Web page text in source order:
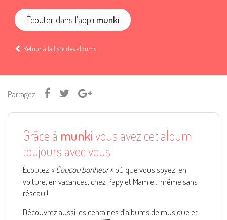
Écouter dans l'appli munki
Retour à la liste des albums
Partagez
Grâce à munkivous avez cet album
toujours avec vous
Écoutez « Coucou bonheur »où que vous soyez, en
voiture, en vacances, chez Papy et Mamie... même sans
réseau !
Découvrez aussi les centaines d’albums de musique et